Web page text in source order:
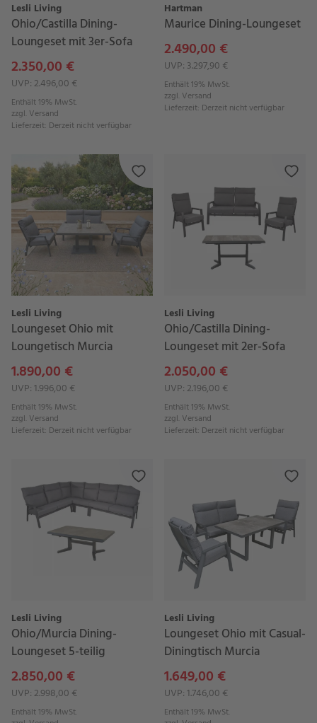
Lesli Living
Ohio/Castilla Dining-
Loungeset mit 3er-Sofa
2.350,00 €
UVP: 2.496,00 €
Enthält 19% MwSt.
zzgl. Versand
Lieferzeit: Derzeit nicht verfügbar
Hartman
Maurice Dining-Loungeset
2.490,00 €
UVP: 3.297,90 €
Enthält 19% MwSt.
zzgl. Versand
Lieferzeit: Derzeit nicht verfügbar
Lesli Living
Loungeset Ohio mit
Loungetisch Murcia
1.890,00 €
UVP: 1.996,00 €
Enthält 19% MwSt.
zzgl. Versand
Lieferzeit: Derzeit nicht verfügbar
Lesli Living
Ohio/Castilla Dining-
Loungeset mit 2er-Sofa
2.050,00 €
UVP: 2.196,00 €
Enthält 19% MwSt.
zzgl. Versand
Lieferzeit: Derzeit nicht verfügbar
Lesli Living
Ohio/Murcia Dining-
Loungeset 5-teilig
2.850,00 €
UVP: 2.998,00 €
Enthält 19% MwSt.
Lesli Living
Loungeset Ohio mit Casual-
Diningtisch Murcia
1.649,00 €
UVP: 1.746,00 €
Enthält 19% MwSt.